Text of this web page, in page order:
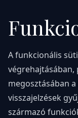
A funkcionális
megosztásában
visszajelzések
származó